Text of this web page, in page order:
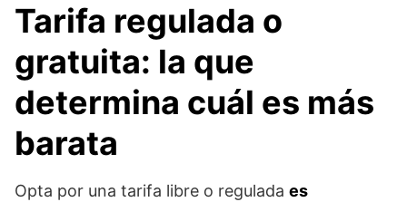
Tarifa regulada o
gratuita: la que
determina cuál es más
barata
Opta por una tarifa libre o regulada es